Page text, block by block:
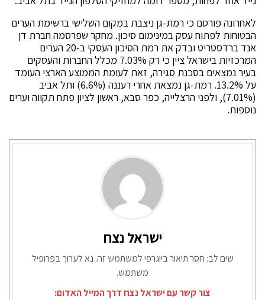
לאחרונה פורסם כי רמת-גן ניצבת במקום השלישי ברשימת הערים
הבטוחות לפתוח עסק במינימום סיכון. מחקר שפרסמה חברת דן
אנד ברדסטריט ובדק את רמת הסיכון העסקי ב-20 הערים
המרכזיות בישראל ציין כי רק 7.03% מכלל החברות והעסקים
בעיר נמצאים בסכנת סגירה, זאת לעומת הממוצע הארצי העומד
על 13.2%. רמת-גן נמצאת אחרי רעננה (6.6%) ותל אביב
(7.01%), ולפני הרצלייה, כפר סבא, ראשון לציון פתח תקווה וערים
נוספות.
ישראל נצח
שים לב: חסר תיאור ביוגרפי למשתמש זה. נא לערוך בפרופיל
משתמש.
צור קשר עם ישראל נצח דרך המייל האדום: